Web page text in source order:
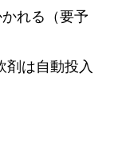
れる（要予
剤は自動投入